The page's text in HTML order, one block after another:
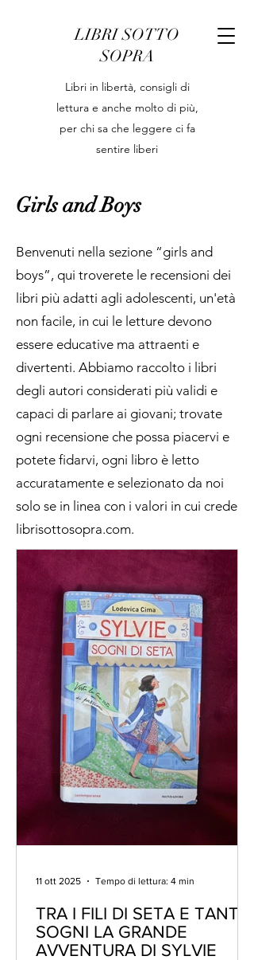
LIBRI SOTTO
SOPRA
Libri in libertà, consigli di
lettura e anche molto di più,
per chi sa che leggere ci fa
sentire liberi
TRA I FILI DI SETA E TANTI
SOGNI LA GRANDE
AVVENTURA DI SYLVIE
11 ott 2025 Tempo di lettura: 4 min
Girls and Boys
Benvenuti nella sezione “girls and
boys”, qui troverete le recensioni dei
libri più adatti agli adolescenti, un'età
non facile, in cui le letture devono
essere educative ma attraenti e
divertenti. Abbiamo raccolto i libri
degli autori considerati più validi e
capaci di parlare ai giovani; trovate
ogni recensione che possa piacervi e
potete fidarvi, ogni libro è letto
accuratamente e selezionato da noi
solo se in linea con i valori in cui crede
librisottosopra.com.